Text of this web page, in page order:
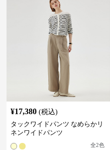
¥17,380 (税込)
タックワイドパンツ なめらかリ
ネンワイドパンツ
全2色